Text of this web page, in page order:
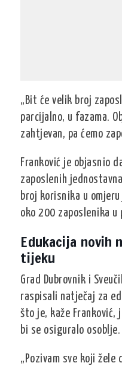
„Bit će velik broj
parcijalno, u fazama.
zahtjevan, pa ćemo
Franković je objasnio
zaposlenih
broj korisnika u omjeru
oko200 zaposlenika u
Edukacija novih
tijeku
Grad Dubrovnik i
raspisali natječaj za
što je, kaže Franković,
bi se osiguralo osoblje.
„Pozivam sve koji žele